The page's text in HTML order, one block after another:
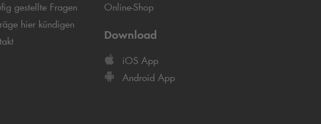
gestellte Fragen
hier kündigen
Online-Shop
Download
iOS App
Android App